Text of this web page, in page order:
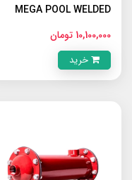
MEGA POOL WELDED
MWH-60
10,100,000 تومان
خرید